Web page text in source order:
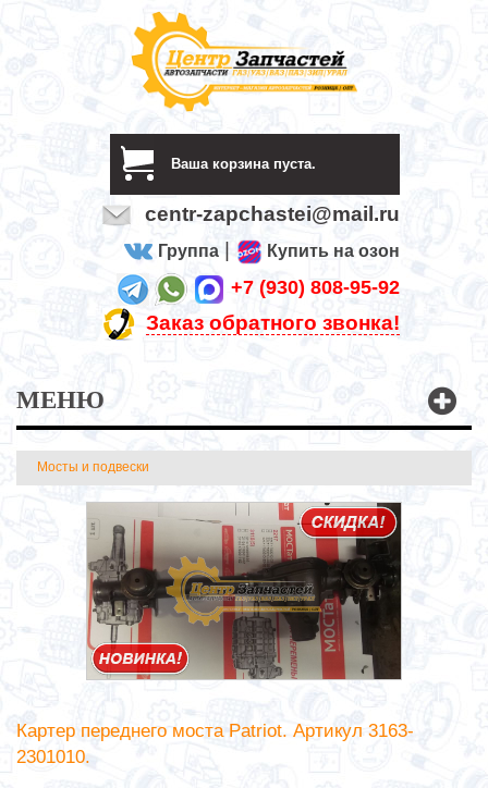
Ваша корзина пуста.
centr-zapchastei@mail.ru
Группа Купить на озон
+7 (930) 808-95-92
Заказ обратного звонка!
МЕНЮ
Мосты и подвески
Картер переднего моста Patriot. Артикул 3163-
2301010.